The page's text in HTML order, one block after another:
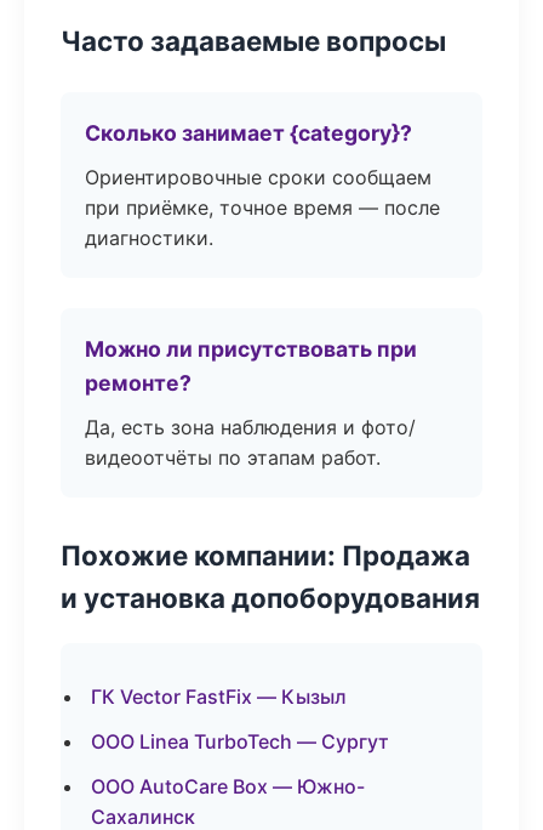
Часто задаваемые вопросы
Сколько занимает {category}?
Ориентировочные сроки сообщаем
при приёмке, точное время — после
диагностики.
Можно ли присутствовать при
ремонте?
Да, есть зона наблюдения и фото/
видеоотчёты по этапам работ.
Похожие компании: Продажа
и установка допоборудования
ГК Vector FastFix — Кызыл
ООО Linea TurboTech — Сургут
ООО AutoCare Box — Южно-
Сахалинск